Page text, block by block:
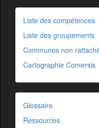
Liste des compétences
Liste des groupements
Communes non
Cartographie Comersis
Glossaire
Ressources